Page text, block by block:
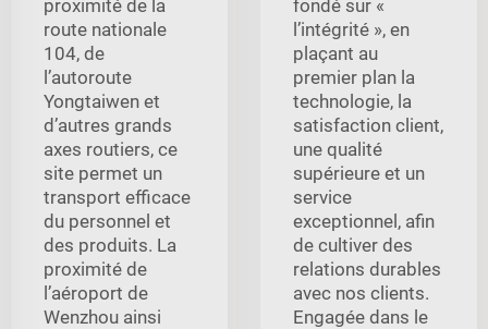
proximité de la
route nationale
104, de
l’autoroute
Yongtaiwen et
d’autres grands
axes routiers, ce
site permet un
transport efficace
du personnel et
des produits. La
proximité de
l’aéroport de
Wenzhou ainsi
fondé sur «
l’intégrité », en
plaçant au
premier plan la
technologie, la
satisfaction client,
une qualité
supérieure et un
service
exceptionnel, afin
de cultiver des
relations durables
avec nos clients.
Engagée dans le